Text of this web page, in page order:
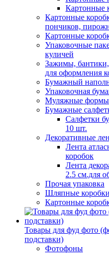
Картонные
Картонные
пончиков,
Картонные
Упаковочные
куличей
Зажимы,
для оформления
Бумажный
Упаковочная
Муляжные формы
Бумажные
Салфетки
10 шт.
Декоративные
Лента
коробок
Лента
2.5 см.для
Прочая упаковка
Шляпные коробки
Картонные
Товары для фуд фото
подставки)
Фотофоны